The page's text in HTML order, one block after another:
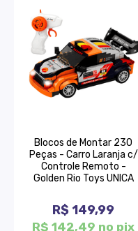
Blocos de Montar 230
Peças - Carro Laranja c/
Controle Remoto -
Golden Rio Toys UNICA
R$ 149,99
R$ 142,49 no pix